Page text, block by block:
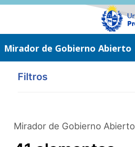
Saltar
Mirador de Gobierno Abierto
Filtros
Mirador de Gobierno Abierto